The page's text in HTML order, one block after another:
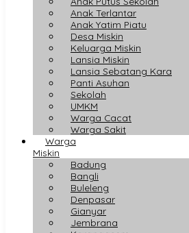
Anak Terlantar
Anak Yatim Piatu
Desa Miskin
Keluarga Miskin
Lansia Miskin
Lansia Sebatang Kara
Panti Asuhan
Sekolah
UMKM
Warga Cacat
Warga Sakit
Warga
Miskin
Badung
Bangli
Buleleng
Denpasar
Gianyar
Jembrana